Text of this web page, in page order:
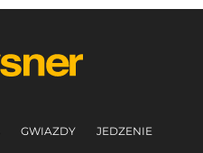
GWIAZDY JEDZENIE